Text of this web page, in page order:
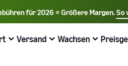
für 2026 = Größere Margen.So
English - GB Deutsch - DE
Versand Wachsen